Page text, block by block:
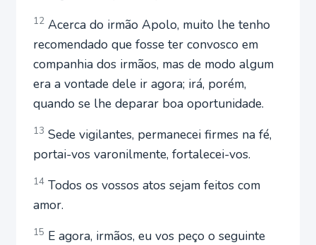
12 Acerca do irmão Apolo, muito lhe tenho
recomendado que fosse ter convosco em
companhia dos irmãos, mas de modo algum
era a vontade dele ir agora; irá, porém,
quando se lhe deparar boa oportunidade.
13 Sede vigilantes, permanecei firmes na fé,
portai-vos varonilmente, fortalecei-vos.
14 Todos os vossos atos sejam feitos com
amor.
15 E agora, irmãos, eu vos peço o seguinte